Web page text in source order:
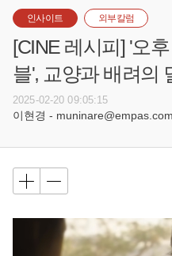
인사이트 외부칼럼
[CINE 레시피] '오
블', 교양과 배려의
2025-02-20 09:05:15
이현경 - muninare@empas.com